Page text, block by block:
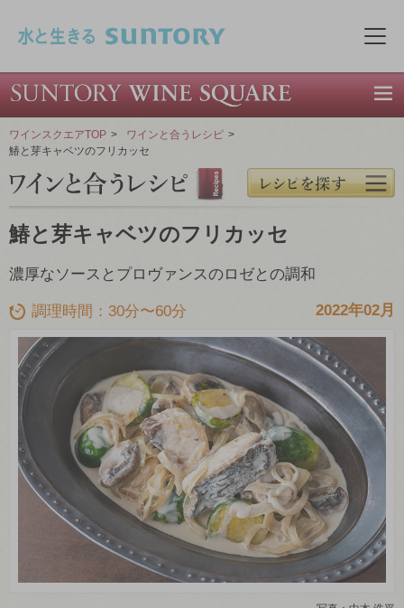
メ
ワインスクエアTOP > ワインと合うレシピ >
鰆と芽キャベツのフリカッセ
鰆と芽キャベツのフリカッセ
濃厚なソースとプロヴァンスのロゼとの調和
調理時間：30分〜60分 2022年02月